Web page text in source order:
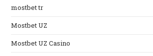
mostbet tr
Mostbet UZ
Mostbet UZ Casino